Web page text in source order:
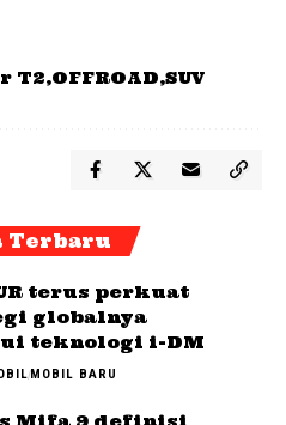
T2 OFFROAD SUV
Terbaru
terus perkuat
globalnya
teknologi i-DM
MOBIL BARU